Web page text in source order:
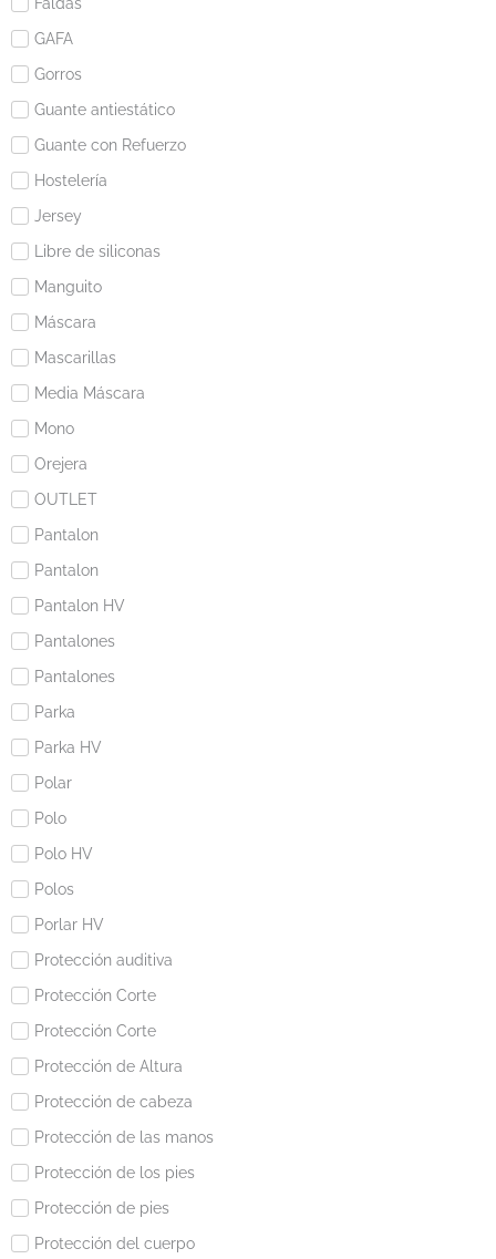
GAFA
Gorros
Guante antiestático
Guante con Refuerzo
Hostelería
Jersey
Libre de siliconas
Manguito
Máscara
Mascarillas
Media Máscara
Mono
Orejera
OUTLET
Pantalon
Pantalon
Pantalon HV
Pantalones
Pantalones
Parka
Parka HV
Polar
Polo
Polo HV
Polos
Porlar HV
Protección auditiva
Protección Corte
Protección Corte
Protección de Altura
Protección de cabeza
Protección de las manos
Protección de los pies
Protección de pies
Protección del cuerpo